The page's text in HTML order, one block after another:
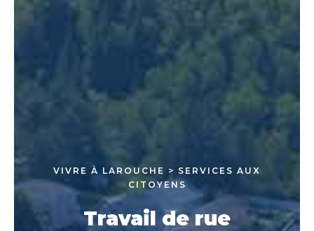
VIVRE À LAROUCHE > SERVICES AUX
CITOYENS
Travail de rue